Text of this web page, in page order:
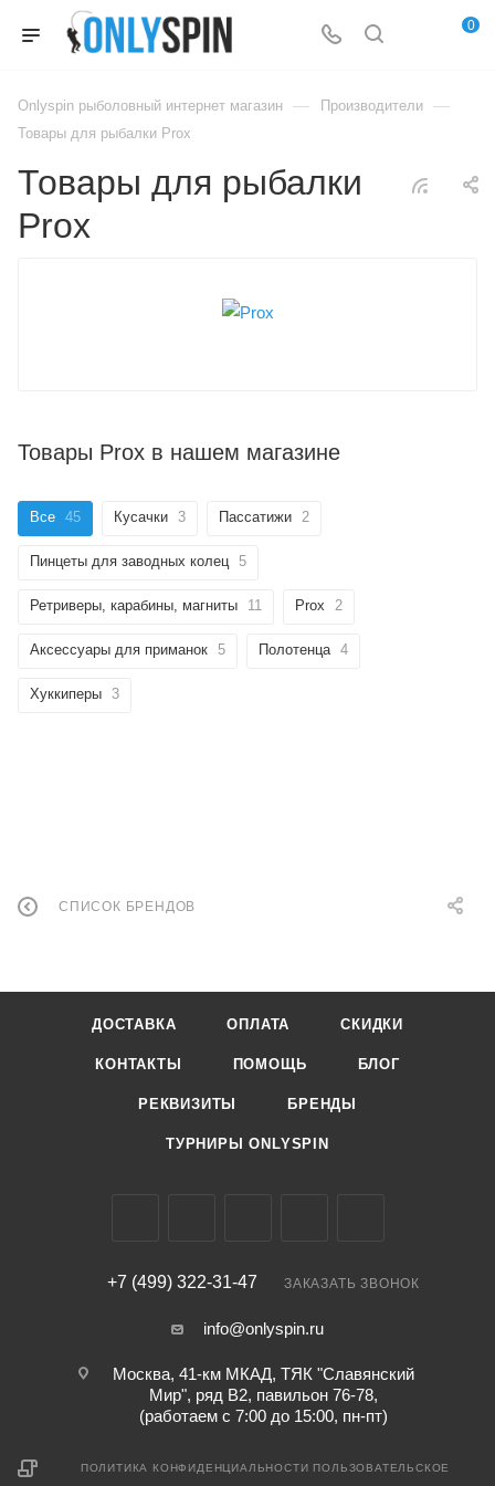
0
Onlyspin рыболовный интернет магазин — Производители —
Товары для рыбалки Prox
Товары для рыбалки
Prox
Товары Prox в нашем магазине
Все 45 Кусачки 3 Пассатижи 2
Пинцеты для заводных колец 5
Ретриверы, карабины, магниты 11 Prox 2
Аксессуары для приманок 5 Полотенца 4
Хуккиперы 3
СПИСОК БРЕНДОВ
ДОСТАВКА ОПЛАТА СКИДКИ
КОНТАКТЫ ПОМОЩЬ БЛОГ
РЕКВИЗИТЫ БРЕНДЫ
ТУРНИРЫ ONLYSPIN
+7 (499) 322-31-47 ЗАКАЗАТЬ ЗВОНОК
info@onlyspin.ru
Москва, 41-км МКАД, ТЯК "Славянский
Мир", ряд В2, павильон 76-78,
(работаем с 7:00 до 15:00, пн-пт)
ПОЛИТИКА КОНФИДЕНЦИАЛЬНОСТИ ПОЛЬЗОВАТЕЛЬСКОЕ